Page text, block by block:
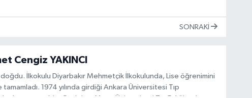
SONRAKI
Cengiz YAKINCI
doğdu. İlkokulu Diyarbakır Mehmetçik İlkokulunda, Lise öğrenimini
1974 yılında girdiği Ankara Üniversitesi Tıp